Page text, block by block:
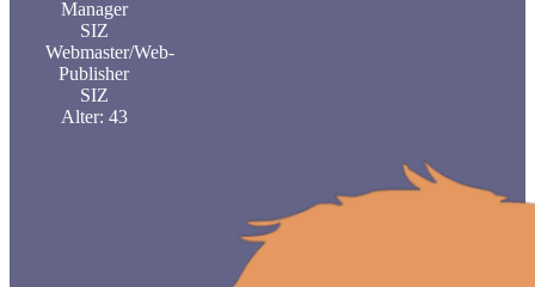
Manager
SIZ
Webmaster/Web-
Publisher
SIZ
Alter: 43